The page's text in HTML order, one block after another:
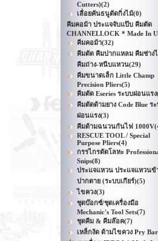
Cutters)(2)
เลื่อยคันธนูตัดกิ่งไม้(0)
คีมคอม้า ประแจจับแป๊บ คีมตัด
CHANNELLOCK * Made In
คีมคอม้า(32)
คีมตัด คีมปากแหลม คีมช่าง
คีมถ่าง-หนีบแหวน(29)
คีมขนาดเล็ก Little Champ
Precision Pliers(5)
คีมตัด Eseries ระบบผ่อนแรง
คีมตัดด้ามยาง Code Blue ร
ผ่อนแรง(3)
คีมด้ามฉนวนกันไฟ 1000V
RESCUE TOOL / Special
Purpose Pliers(4)
กรรไกรตัดโลหะ
Snips(8)
ประแจแหวน ประแจแหวนข้
ปากตาย (ระบบเกียร์)(5)
ไขควง(3)
ชุดบ๊อกซ์/ชุดเครื่องมือ
Mechanic's Tool Sets(7)
ชุดคีม & คีมล๊อค(7)
เหล็กงัด ด้ามไขควง Pry